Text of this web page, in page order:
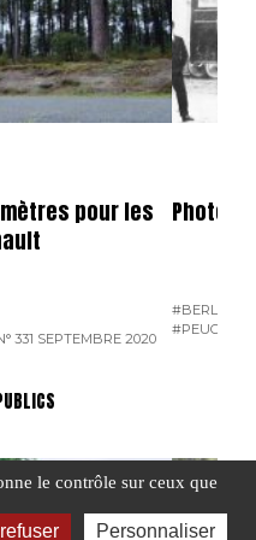
pour les
331 SEPTEMBRE 2020
Photos
#BERLIET
#PEUGEOT
le contrôle sur ceux que
Personnaliser